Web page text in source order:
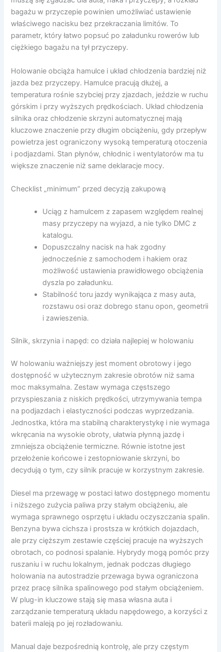
bagażu w przyczepie powinien umożliwiać ustawienie
właściwego nacisku bez przekraczania limitów. To
parametr, który łatwo popsuć po załadunku rowerów lub
ciężkiego bagażu na tył przyczepy.
Holowanie obciąża hamulce i układ chłodzenia bardziej niż
jazda bez przyczepy. Hamulce pracują dłużej, a
temperatura rośnie szybciej przy zjazdach, jeździe w ruchu
górskim i przy wyższych prędkościach. Układ chłodzenia
silnika oraz chłodzenie skrzyni automatycznej mają
kluczowe znaczenie przy długim obciążeniu, gdy przepływ
powietrza jest ograniczony wysoką temperaturą otoczenia
i podjazdami. Stan płynów, chłodnic i wentylatorów ma tu
większe znaczenie niż same deklaracje mocy.
Checklist „minimum” przed decyzją zakupową
Uciąg z hamulcem z zapasem względem realnej
masy przyczepy na wyjazd, a nie tylko DMC z
katalogu.
Dopuszczalny nacisk na hak zgodny
jednocześnie z samochodem i hakiem oraz
możliwość ustawienia prawidłowego obciążenia
dyszla po załadunku.
Stabilność toru jazdy wynikająca z masy auta,
rozstawu osi oraz dobrego stanu opon, geometrii
i zawieszenia.
Silnik, skrzynia i napęd: co działa najlepiej w holowaniu
W holowaniu ważniejszy jest moment obrotowy i jego
dostępność w użytecznym zakresie obrotów niż sama
moc maksymalna. Zestaw wymaga częstszego
przyspieszania z niskich prędkości, utrzymywania tempa
na podjazdach i elastyczności podczas wyprzedzania.
Jednostka, która ma stabilną charakterystykę i nie wymaga
wkręcania na wysokie obroty, ułatwia płynną jazdę i
zmniejsza obciążenie termiczne. Równie istotne jest
przełożenie końcowe i zestopniowanie skrzyni, bo
decydują o tym, czy silnik pracuje w korzystnym zakresie.
Diesel ma przewagę w postaci łatwo dostępnego momentu
i niższego zużycia paliwa przy stałym obciążeniu, ale
wymaga sprawnego osprzętu i układu oczyszczania spalin.
Benzyna bywa cichsza i prostsza w krótkich dojazdach,
ale przy cięższym zestawie częściej pracuje na wyższych
obrotach, co podnosi spalanie. Hybrydy mogą pomóc przy
ruszaniu i w ruchu lokalnym, jednak podczas długiego
holowania na autostradzie przewaga bywa ograniczona
przez pracę silnika spalinowego pod stałym obciążeniem.
W plug-in kluczowe stają się masa własna auta i
zarządzanie temperaturą układu napędowego, a korzyści z
baterii maleją po jej rozładowaniu.
Manual daje bezpośrednią kontrolę, ale przy częstym